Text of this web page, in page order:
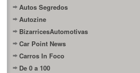
Autos Segredos
Autozine
BizarricesAutomotivas
Car Point News
Carros In Foco
De 0 a 100